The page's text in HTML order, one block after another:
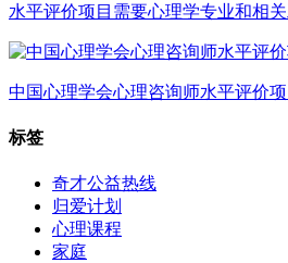
水平评价项目需要心理学专业和相
中国心理学会心理咨询师水平评价
标签
奇才公益热线
归爱计划
心理课程
家庭